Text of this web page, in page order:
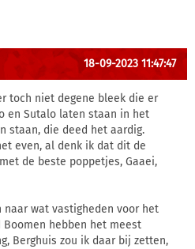
18-09-2023 11:47:47
toch niet degene bleek die er
en Sutalo laten staan in het
staan, die deed het aardig.
even, al denk ik dat dit de
de beste poppetjes, Gaaei,
wat vastigheden voor het
hebben het meest
Berghuis zou ik daar bij zetten,